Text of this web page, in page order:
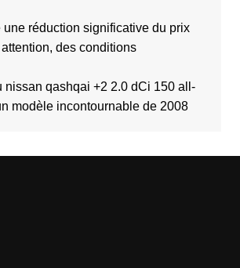
réduction significative du prix
des conditions
nissan qashqai +2 2.0 dCi 150 all-
modèle incontournable de 2008